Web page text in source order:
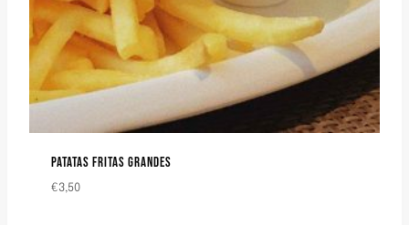
PATATAS FRITAS GRANDES
€3,50